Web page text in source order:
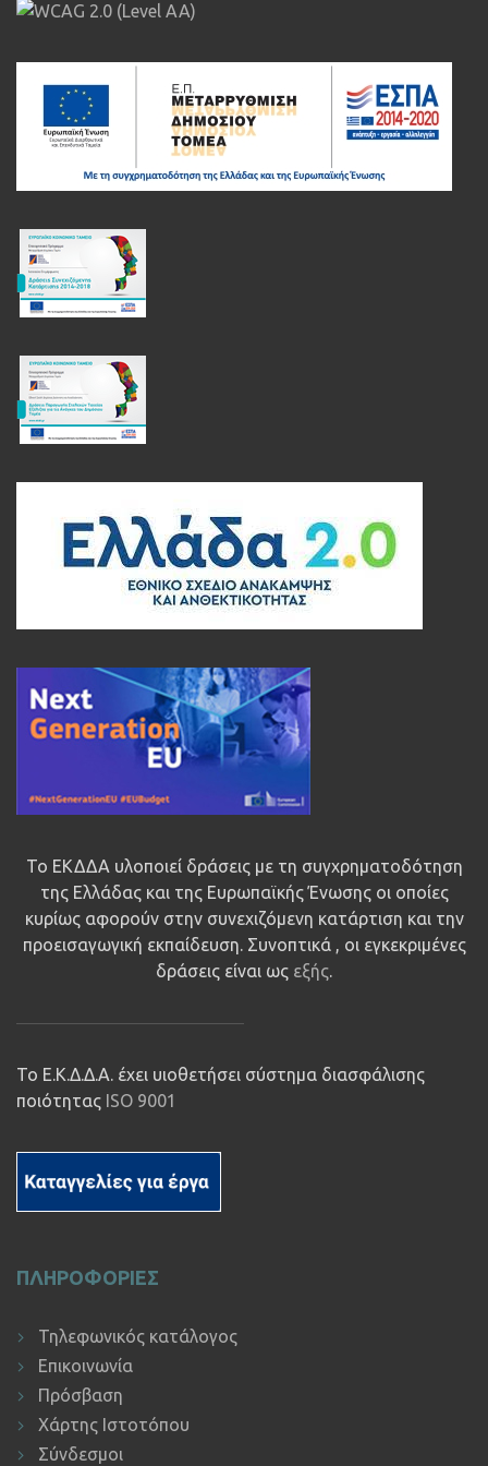
Το ΕΚΔΔΑ υλοποιεί δράσεις με τη συγχρηματοδότηση
της Ελλάδας και της Ευρωπαϊκής Ένωσης οι οποίες
κυρίως αφορούν στην συνεχιζόμενη κατάρτιση και την
προεισαγωγική εκπαίδευση. Συνοπτικά , οι εγκεκριμένες
δράσεις είναι ως εξής
Το Ε.Κ.Δ.Δ.Α. έχει υιοθετήσει σύστημα διασφάλισης
ποιότητας ISO 9001
ΠΛΗΡΟΦΟΡΙΕΣ
Τηλεφωνικός κατάλογος
Επικοινωνία
Πρόσβαση
Χάρτης Ιστοτόπου
Σύνδεσμοι